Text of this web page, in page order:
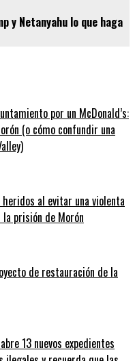
y Netanyahu lo que haga
por un McDonald’s:
(o cómo confundir una
al evitar una violenta
prisión de Morón
de restauración de la
13 nuevos expedientes